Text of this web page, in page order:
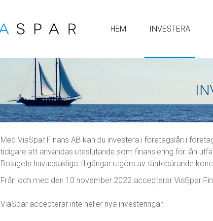
HEM INVESTERA
Med ViaSpar Finans AB kan du investera i företagslån i
tidigare att användas uteslutande som finansiering för lån
Bolagets huvudsakliga tillgångar utgörs av räntebärande
Från och med den 10 november 2022 accepterar ViaSpar
ViaSpar accepterar inte heller nya investeringar.